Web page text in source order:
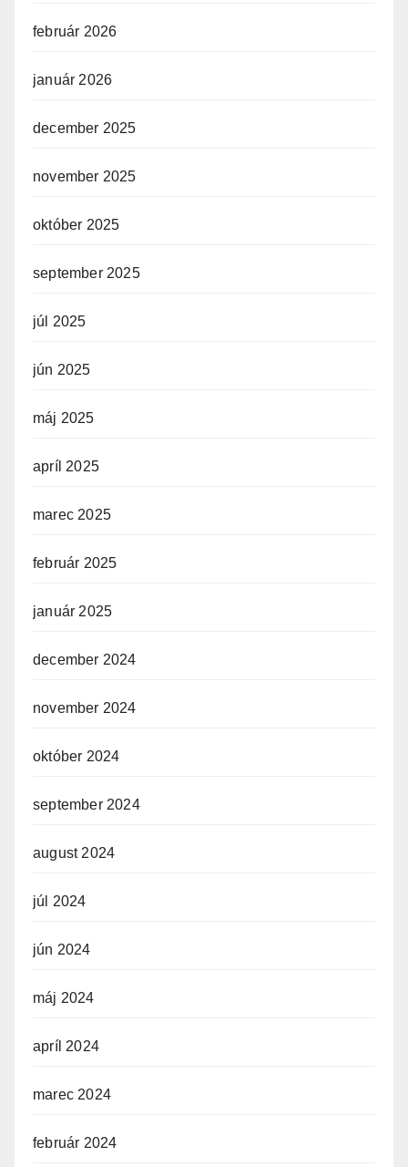
február 2026
január 2026
december 2025
november 2025
október 2025
september 2025
júl 2025
jún 2025
máj 2025
apríl 2025
marec 2025
február 2025
január 2025
december 2024
november 2024
október 2024
september 2024
august 2024
júl 2024
jún 2024
máj 2024
apríl 2024
marec 2024
február 2024